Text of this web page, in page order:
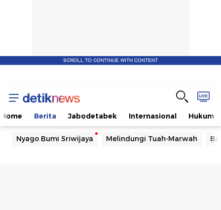
SCROLL TO CONTINUE WITH CONTENT
Home Berita Jabodetabek Internasional Hukum
Nyago Bumi Sriwijaya Melindungi Tuah-Marwah